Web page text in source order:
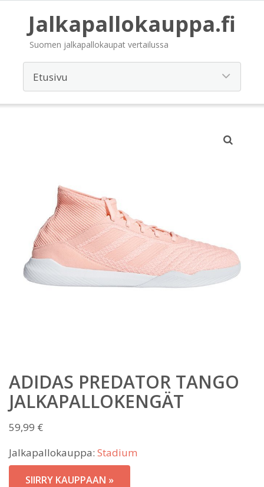
Jalkapallokauppa.fi
Suomen jalkapallokaupat vertailussa
ADIDAS PREDATOR TANGO
JALKAPALLOKENGÄT
59,99 €
Jalkapallokauppa: Stadium
SIIRRY KAUPPAAN »